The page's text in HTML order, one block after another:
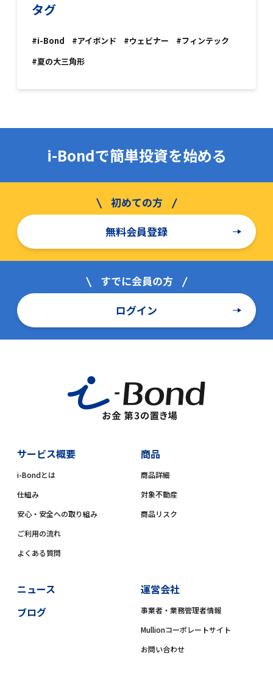
タグ
#i-Bond #アイボンド #ウェビナー
#フィンテック
#夏の大三角形
i-Bondで簡単投資を始める
無料会員登録
ログイン
サービス概要
i-Bondとは
仕組み
安心・安全への取り組み
ご利用の流れ
よくある質問
商品
商品詳細
対象不動産
商品リスク
ニュース
ブログ
運営会社
事業者・業務管理者情報
Mullionコーポレートサイト
お問い合わせ